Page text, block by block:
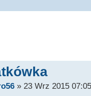
» 23 Wrz 2015 07:05